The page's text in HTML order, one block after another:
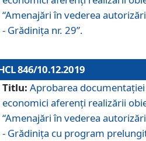
“Amenajări în vederea
- Grădinița nr. 29”.
846/10.12.2019
Titlu: Aprobarea
economici aferenți realizării
“Amenajări în vederea
- Grădinița cu program